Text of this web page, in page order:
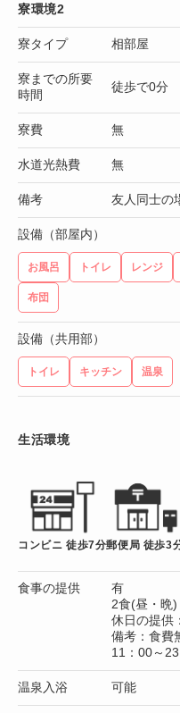
寮環境2
寮タイプ 相部屋
寮までの所要
時間
徒歩で0分
寮費 無
水道光熱費 無
備考 友人同士の
設備（部屋内）
お風呂 トイレ レンジ
布団
設備（共用部）
トイレ キッチン 温泉
生活環境
コンビニ 徒歩7分郵便局 徒歩3
食事の提供
有
2食(昼・晩)
休日の提供
備考：食費
11：00～
温泉入浴 可能